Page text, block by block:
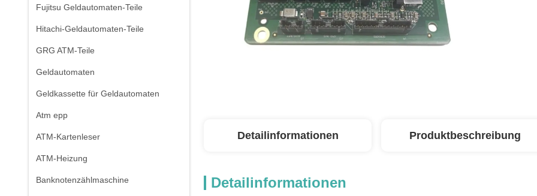
Fujitsu Geldautomaten-Teile
Hitachi-Geldautomaten-Teile
GRG ATM-Teile
Geldautomaten
Geldkassette für Geldautomaten
Atm epp
ATM-Kartenleser
ATM-Heizung
Banknotenzählmaschine
Detailinformationen Produktbeschreibung
Detailinformationen